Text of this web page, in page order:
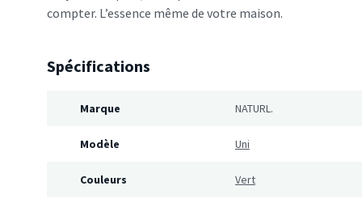
compter. L’essence même de votre maison.
Spécifications
Marque NATURL.
Modèle Uni
Couleurs Vert